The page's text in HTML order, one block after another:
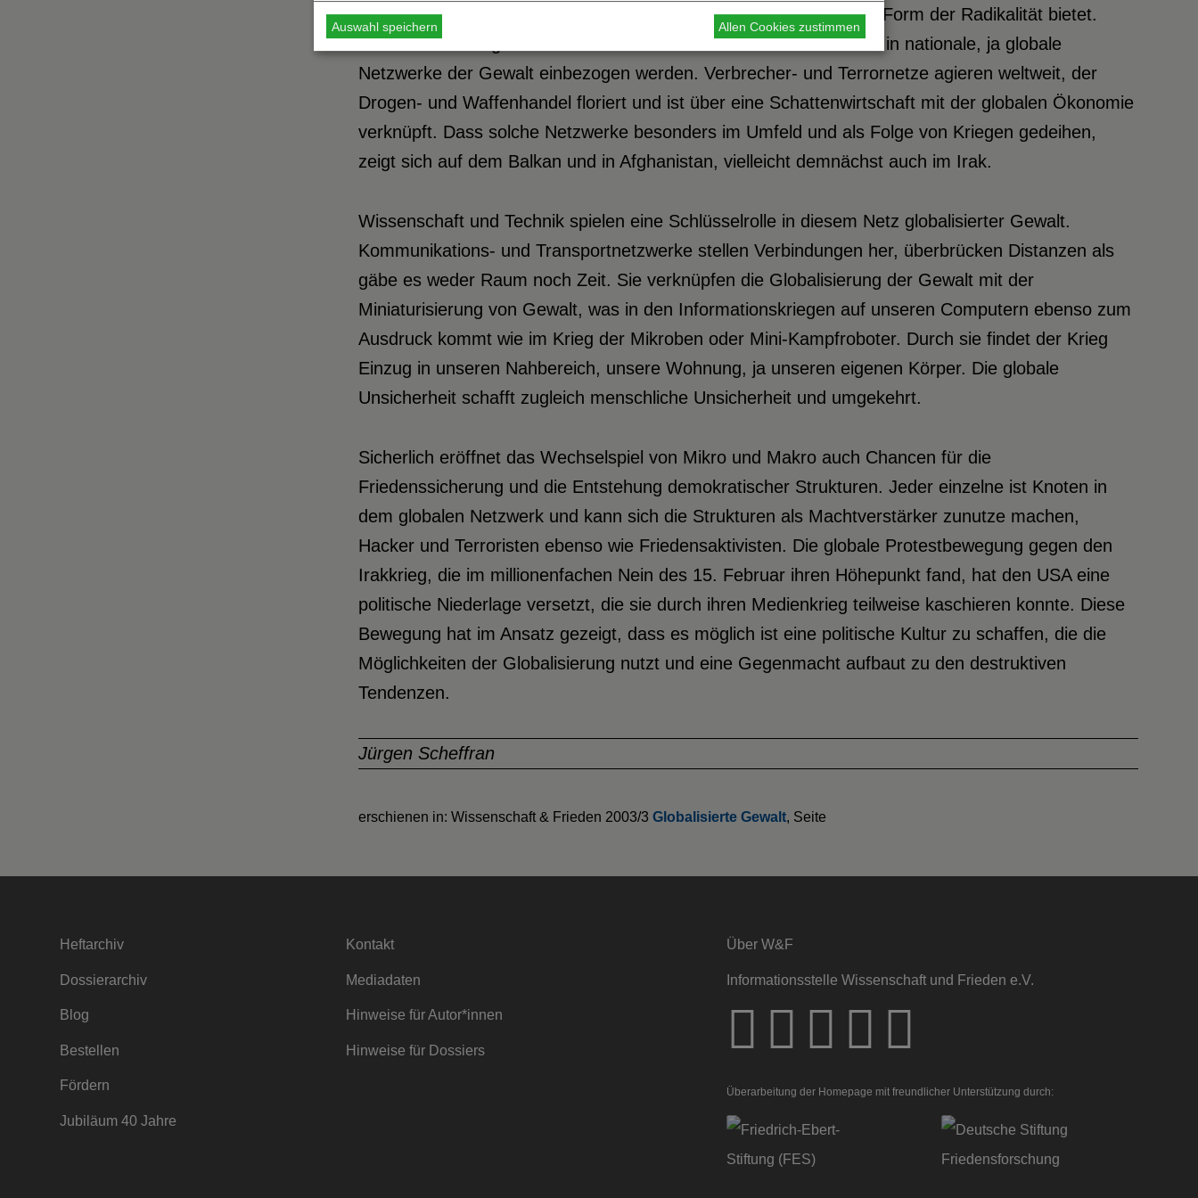
Missachteten und Empörten heran, das einen Nährboden für jede Form der Radikalität bietet.
Durch Vernetzung kann die Unzufriedenheit auf der lokalen Ebene in nationale, ja globale
Netzwerke der Gewalt einbezogen werden. Verbrecher- und Terrornetze agieren weltweit, der
Drogen- und Waffenhandel floriert und ist über eine Schattenwirtschaft mit der globalen Ökonomie
verknüpft. Dass solche Netzwerke besonders im Umfeld und als Folge von Kriegen gedeihen,
zeigt sich auf dem Balkan und in Afghanistan, vielleicht demnächst auch im Irak.
Wissenschaft und Technik spielen eine Schlüsselrolle in diesem Netz globalisierter Gewalt.
Kommunikations- und Transportnetzwerke stellen Verbindungen her, überbrücken Distanzen als
gäbe es weder Raum noch Zeit. Sie verknüpfen die Globalisierung der Gewalt mit der
Miniaturisierung von Gewalt, was in den Informationskriegen auf unseren Computern ebenso zum
Ausdruck kommt wie im Krieg der Mikroben oder Mini-Kampfroboter. Durch sie findet der Krieg
Einzug in unseren Nahbereich, unsere Wohnung, ja unseren eigenen Körper. Die globale
Unsicherheit schafft zugleich menschliche Unsicherheit und umgekehrt.
Sicherlich eröffnet das Wechselspiel von Mikro und Makro auch Chancen für die
Friedenssicherung und die Entstehung demokratischer Strukturen. Jeder einzelne ist Knoten in
dem globalen Netzwerk und kann sich die Strukturen als Machtverstärker zunutze machen,
Hacker und Terroristen ebenso wie Friedensaktivisten. Die globale Protestbewegung gegen den
Irakkrieg, die im millionenfachen Nein des 15. Februar ihren Höhepunkt fand, hat den USA eine
politische Niederlage versetzt, die sie durch ihren Medienkrieg teilweise kaschieren konnte. Diese
Bewegung hat im Ansatz gezeigt, dass es möglich ist eine politische Kultur zu schaffen, die die
Möglichkeiten der Globalisierung nutzt und eine Gegenmacht aufbaut zu den destruktiven
Tendenzen.
Jürgen Scheffran
erschienen in: Wissenschaft & Frieden 2003/3 Globalisierte Gewalt, Seite
Heftarchiv
Dossierarchiv
Blog
Bestellen
Fördern
Jubiläum 40 Jahre
Kontakt
Mediadaten
Hinweise für Autor*innen
Hinweise für Dossiers
Über W&F
Informationsstelle Wissenschaft und Frieden e.V.
Überarbeitung der Homepage mit freundlicher Unterstützung durch:
Auswahl speichern Allen Cookies zustimmen